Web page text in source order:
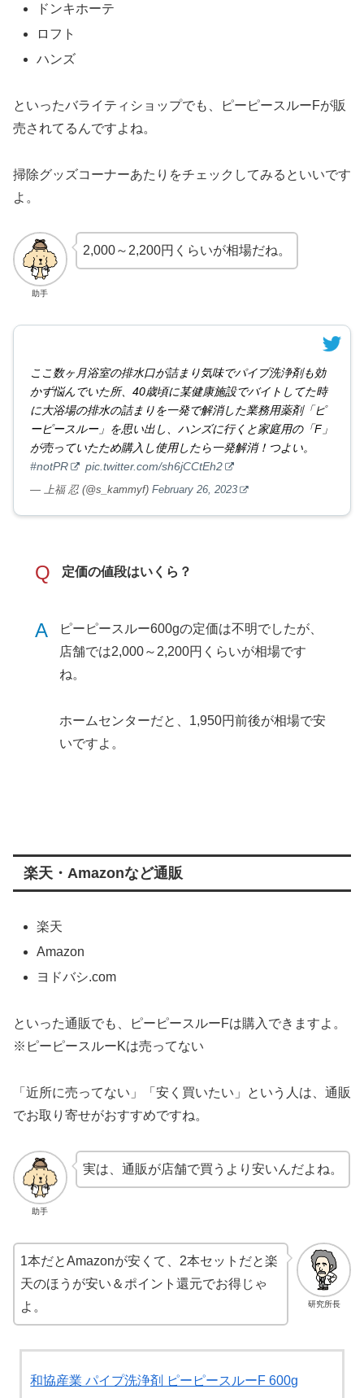
ドンキホーテ
ロフト
ハンズ
といったバライティショップでも、ピーピースルーFが販
売されてるんですよね。
掃除グッズコーナーあたりをチェックしてみるといいです
よ。
助手
2,000～2,200円くらいが相場だね。
ここ数ヶ月浴室の排水口が詰まり気味でパイプ洗浄剤も効
かず悩んでいた所、40歳頃に某健康施設でバイトしてた時
に大浴場の排水の詰まりを一発で解消した業務用薬剤「ピ
ーピースルー」を思い出し、ハンズに行くと家庭用の「F」
が売っていたため購入し使用したら一発解消！つよい。
#notPR
pic.twitter.com/sh6jCCtEh2
— 上福 忍 (@s_kammyf) February 26, 2023
Q 定価の値段はいくら？
A
ピーピースルー600gの定価は不明でしたが、
店舗では2,000～2,200円くらいが相場です
ね。
ホームセンターだと、1,950円前後が相場で安
いですよ。
楽天・Amazonなど通販
楽天
Amazon
ヨドバシ.com
といった通販でも、ピーピースルーFは購入できますよ。
※ピーピースルーKは売ってない
「近所に売ってない」「安く買いたい」という人は、通販
でお取り寄せがおすすめですね。
助手
実は、通販が店舗で買うより安いんだよね。
研究所長
1本だとAmazonが安くて、2本セットだと楽
天のほうが安い＆ポイント還元でお得じゃ
よ。
和協産業 パイプ洗浄剤 ピーピースルーF 600g